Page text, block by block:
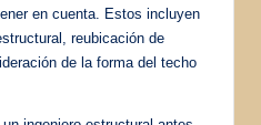
en cuenta. Estos incluyen
reubicación de
de la forma del techo